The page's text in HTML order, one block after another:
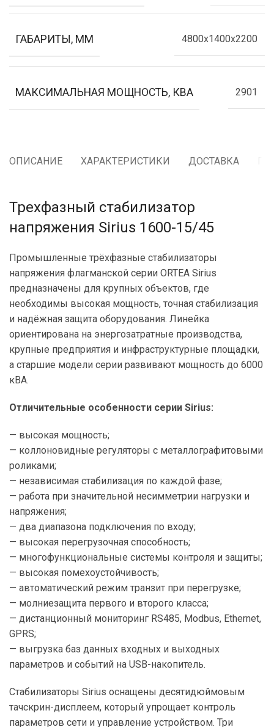
ГАБАРИТЫ, ММ 4800x1400x2200
МАКСИМАЛЬНАЯ МОЩНОСТЬ, КВА 2901
ОПИСАНИЕ ХАРАКТЕРИСТИКИ ДОСТАВКА
Трехфазный стабилизатор
напряжения Sirius 1600-15/45
Промышленные трёхфазные стабилизаторы
напряжения флагманской серии ORTEA Sirius
предназначены для крупных объектов, где
необходимы высокая мощность, точная стабилизация
и надёжная защита оборудования. Линейка
ориентирована на энергозатратные производства,
крупные предприятия и инфраструктурные площадки,
а старшие модели серии развивают мощность до 6000
кВА.
Отличительные особенности серии Sirius:
— высокая мощность;
— коллоновидные регуляторы с металлографитовыми
роликами;
— независимая стабилизация по каждой фазе;
— работа при значительной несимметрии нагрузки и
напряжения;
— два диапазона подключения по входу;
— высокая перегрузочная способность;
— многофункциональные системы контроля и защиты;
— высокая помехоустойчивость;
— автоматический режим транзит при перегрузке;
— молниезащита первого и второго класса;
— дистанционный мониторинг RS485, Modbus, Ethernet,
GPRS;
— выгрузка баз данных входных и выходных
параметров и событий на USB-накопитель.
Стабилизаторы Sirius оснащены десятидюймовым
тачскрин-дисплеем, который упрощает контроль
параметров сети и управление устройством. Три